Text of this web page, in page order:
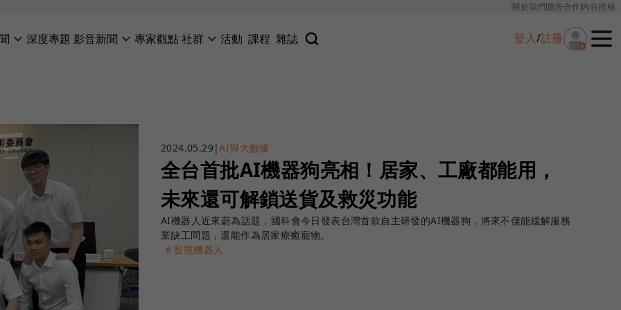
關於我們廣告合作內容授權
深度專題 影音新聞 專家觀點社群 活動 課程 雜誌 登入/註冊
2024.05.29 |AI與大數據
全台首批AI機器狗亮相！居家、工廠都能用，
未來還可解鎖送貨及救災功能
AI機器人近來蔚為話題，國科會今日發表台灣首款自主研發的AI機器狗，將來不僅能緩解服務
業缺工問題，還能作為居家療癒寵物。
＃智慧機器人